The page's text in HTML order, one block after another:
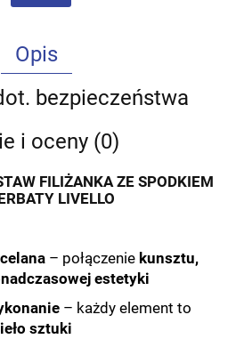
Opis
bezpieczeństwa
i oceny (0)
FILIŻANKA ZE SPODKIEM
LIVELLO
– połączenie kunsztu,
estetyki
– każdy element to
sztuki